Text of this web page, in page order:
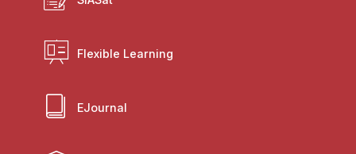
Flexible Learning
EJournal